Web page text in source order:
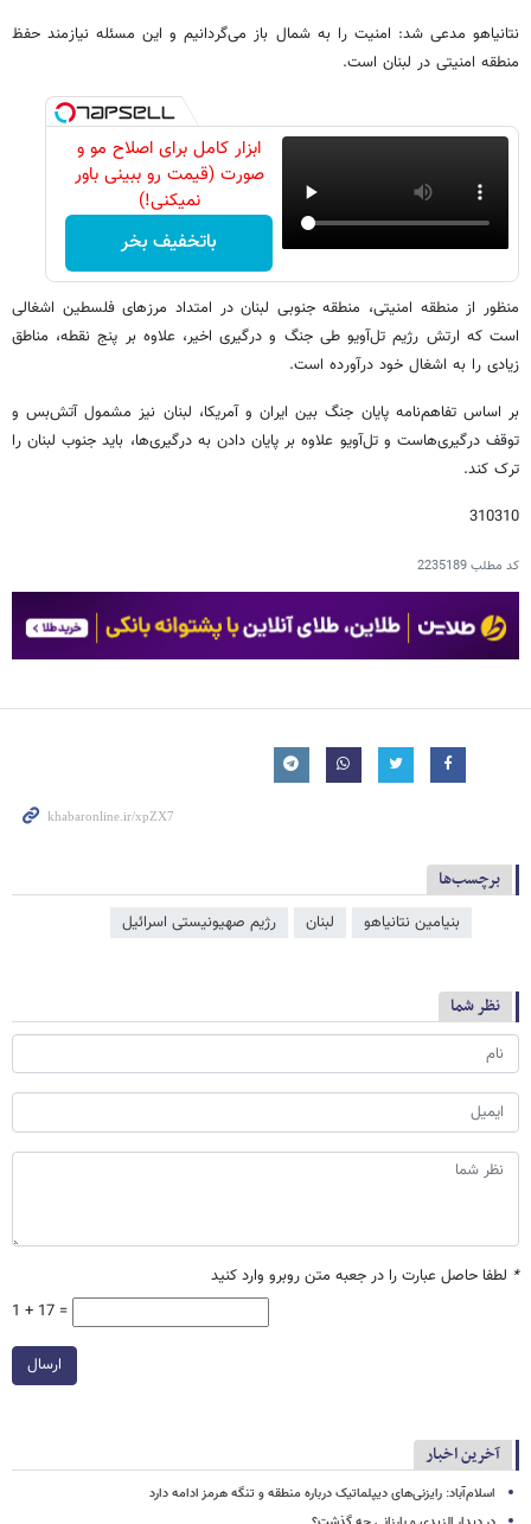
نتانیاهو مدعی شد: امنیت را به شمال باز می‌گردانیم و این مسئله نیازمند حفظ
منطقه امنیتی در لبنان است.
ابزار کامل برای اصلاح مو و
صورت (قیمت رو ببینی باور
نمیکنی!)
باتخفیف بخر
منظور از منطقه امنیتی، منطقه جنوبی لبنان در امتداد مرزهای فلسطین اشغالی
است که ارتش رژیم تل‌آویو طی جنگ و درگیری اخیر، علاوه بر پنج نقطه، مناطق
زیادی را به اشغال خود درآورده است.
بر اساس تفاهم‌نامه پایان جنگ بین ایران و آمریکا، لبنان نیز مشمول آتش‌بس و
توقف درگیری‌هاست و تل‌آویو علاوه بر پایان دادن به درگیری‌ها، باید جنوب لبنان را
ترک کند.
310310
کد مطلب2235189
برچسب‌ها
بنیامین نتانیاهو لبنان رژیم صهیونیستی اسرائیل
نظر شما
* لطفا حاصل عبارت را در جعبه متن روبرو وارد کنید
1 + 17 =
ارسال
آخرین اخبار
اسلام‌آباد: رایزنی‌های دیپلماتیک درباره منطقه و تنگه هرمز ادامه دارد